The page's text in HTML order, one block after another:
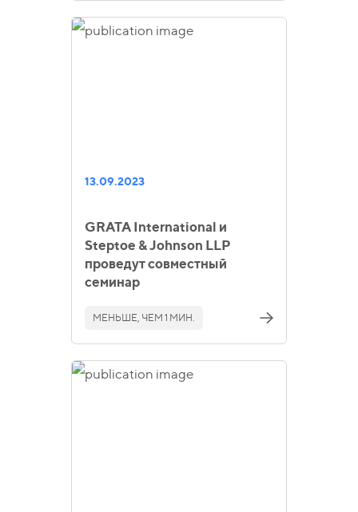
13.09.2023
GRATA International и
Steptoe & Johnson LLP
проведут совместный
семинар
МЕНЬШЕ, ЧЕМ 1 МИН.